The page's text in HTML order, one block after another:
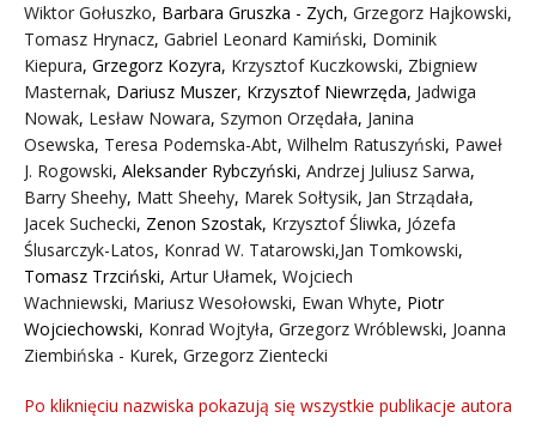
Wiktor Gołuszko, Barbara Gruszka - Zych, Grzegorz Hajkowski,
Tomasz Hrynacz, Gabriel Leonard Kamiński, Dominik
Kiepura, Grzegorz Kozyra, Krzysztof Kuczkowski, Zbigniew
Masternak, Dariusz Muszer, Krzysztof Niewrzęda, Jadwiga
Nowak, Lesław Nowara, Szymon Orzędała, Janina
Osewska, Teresa Podemska-Abt, Wilhelm Ratuszyński, Paweł
J. Rogowski, Aleksander Rybczyński, Andrzej Juliusz Sarwa,
Barry Sheehy, Matt Sheehy, Marek Sołtysik, Jan Strządała,
Jacek Suchecki, Zenon Szostak, Krzysztof Śliwka, Józefa
Ślusarczyk-Latos, Konrad W. Tatarowski,Jan Tomkowski,
Tomasz Trzciński, Artur Ułamek, Wojciech
Wachniewski, Mariusz Wesołowski, Ewan Whyte, Piotr
Wojciechowski, Konrad Wojtyła, Grzegorz Wróblewski, Joanna
Ziembińska - Kurek, Grzegorz Zientecki
Po kliknięciu nazwiska pokazują się wszystkie publikacje autora